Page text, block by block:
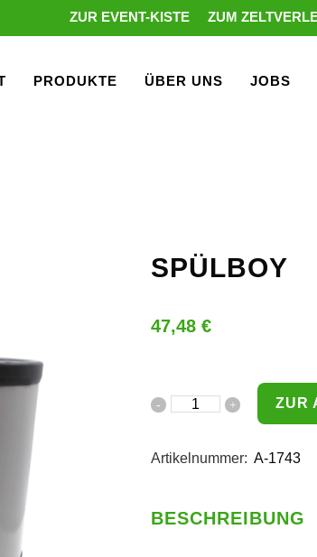
ZUR EVENT-KISTE ZUM
PRODUKTE ÜBER UNS JOBS
SPÜLBOY
47,48 €
ZUR
Artikelnummer: A-1743
BESCHREIBUNG